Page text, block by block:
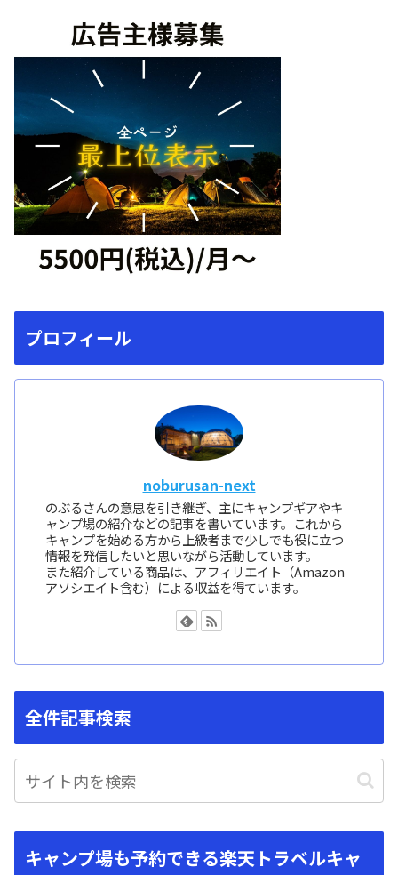
プロフィール
noburusan-next
のぶるさんの意思を引き継ぎ、主にキャンプギアやキ
ャンプ場の紹介などの記事を書いています。これから
キャンプを始める方から上級者まで少しでも役に立つ
情報を発信したいと思いながら活動しています。
また紹介している商品は、アフィリエイト（Amazon
アソシエイト含む）による収益を得ています。
全件記事検索
キャンプ場も予約できる楽天トラベルキャ